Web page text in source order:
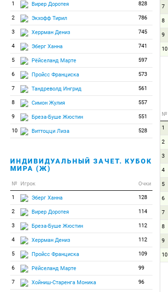
1 Вирер Доротея 828
2 Экхофф Тирил 786
3 Херрман Дениз 745
4 Эберг Ханна 741
5 Рёйселанд Марте 597
6 Пройсс Франциска 573
7 Тандреволд Ингрид 561
8 Симон Жулия 557
9 Бреза-Буше Жюстин 551
10 Виттоцци Лиза 528
ИНДИВИДУАЛЬНЫЙ ЗАЧЕТ. КУБОК
МИРА (Ж)
№ Игрок Очки
1 Эберг Ханна 128
2 Вирер Доротея 114
3 Бреза-Буше Жюстин 112
4 Херрман Дениз 112
5 Пройсс Франциска 109
6 Рёйселанд Марте 99
7 Хойниш-Старенга Моника 96
7
8
9
10
№
1
2
3
4
5
6
7
8
9
10